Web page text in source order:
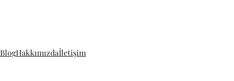
BlogHakkımızdaİletişim